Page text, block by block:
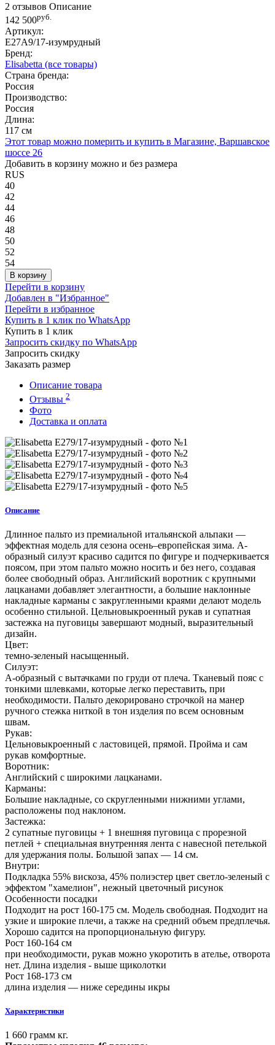
2 отзывов Описание
142 500руб.
Артикул:
E27A9/17-изумрудный
Бренд:
Elisabetta (все товары)
Страна бренда:
Россия
Производство:
Россия
Длина:
117 см
Этот товар можно померить и купить в Магазине, Варшавское
шоссе 26
Добавить в корзину можно и без размера
RUS
40
42
44
46
48
50
52
54
В корзину
Перейти в корзину
Добавлен в "Избранное"
Перейти в избранное
Купить в 1 клик по WhatsApp
Купить в 1 клик
Запросить скидку по WhatsApp
Запросить скидку
Заказать размер
Описание товара
Отзывы 2
Фото
Доставка и оплата
Описание
Длинное пальто из премиальной итальянской альпаки —
эффектная модель для сезона осень–европейская зима. А-
образный силуэт красиво садится по фигуре и подчеркивается
поясом, при этом пальто можно носить и без него, создавая
более свободный образ. Английский воротник с крупными
лацканами добавляет элегантности, а большие наклонные
накладные карманы с закругленными краями делают модель
особенно стильной. Цельновыкроенный рукав и супатная
застежка на пуговицы завершают модный, выразительный
дизайн.
Цвет:
темно-зеленый насыщенный.
Силуэт:
А-образный с вытачками по груди от плеча. Тканевый пояс с
тонкими шлевками, которые легко переставить, при
необходимости. Пальто декорировано строчкой на манер
ручного стежка ниткой в тон изделия по всем основным
швам.
Рукав:
Цельновыкроенный с ластовицей, прямой. Пройма и сам
рукав комфортные.
Воротник:
Английский с широкими лацканами.
Карманы:
Большие накладные, со скругленными нижними углами,
расположены под наклоном.
Застежка:
2 супатные пуговицы + 1 внешняя пуговица с прорезной
петлей + специальная внутренняя лента с навесной петелькой
для удержания полы. Большой запах — 14 см.
Внутри:
Подкладка 55% вискоза, 45% полиэстер цвет светло-зеленый с
эффектом "хамелион", нежный цветочный рисунок
Особенности посадки
Подходит на рост 160-175 см. Модель свободная. Подходит на
узкие и широкие плечи, а также на средний объем предплечья.
Хорошо садится на пропорциональную фигуру.
Рост 160-164 см
при необходимости, рукав можно укоротить в ателье, отворота
нет. Длина изделия - выше щиколотки
Рост 168-173 см
длина изделия — ниже середины икры
Характеристики
1 660 грамм кг.